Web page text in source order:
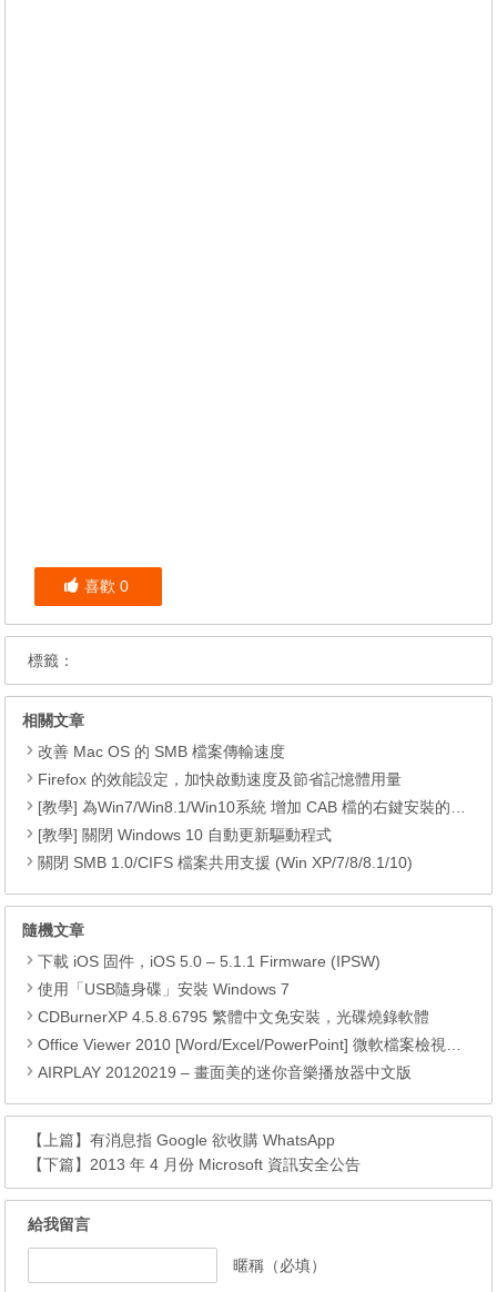
喜歡 0
標籤：
相關文章
改善 Mac OS 的 SMB 檔案傳輸速度
Firefox 的效能設定，加快啟動速度及節省記憶體用量
[教學] 為Win7/Win8.1/Win10系統 增加 CAB 檔的右鍵安裝的功能
[教學] 關閉 Windows 10 自動更新驅動程式
關閉 SMB 1.0/CIFS 檔案共用支援 (Win XP/7/8/8.1/10)
隨機文章
下載 iOS 固件，iOS 5.0 – 5.1.1 Firmware (IPSW)
使用「USB隨身碟」安裝 Windows 7
CDBurnerXP 4.5.8.6795 繁體中文免安裝，光碟燒錄軟體
Office Viewer 2010 [Word/Excel/PowerPoint] 微軟檔案檢視器（直接下載）
AIRPLAY 20120219 – 畫面美的迷你音樂播放器中文版
【上篇】有消息指 Google 欲收購 WhatsApp
【下篇】 2013 年 4 月份 Microsoft 資訊安全公告
給我留言
暱稱（必填）